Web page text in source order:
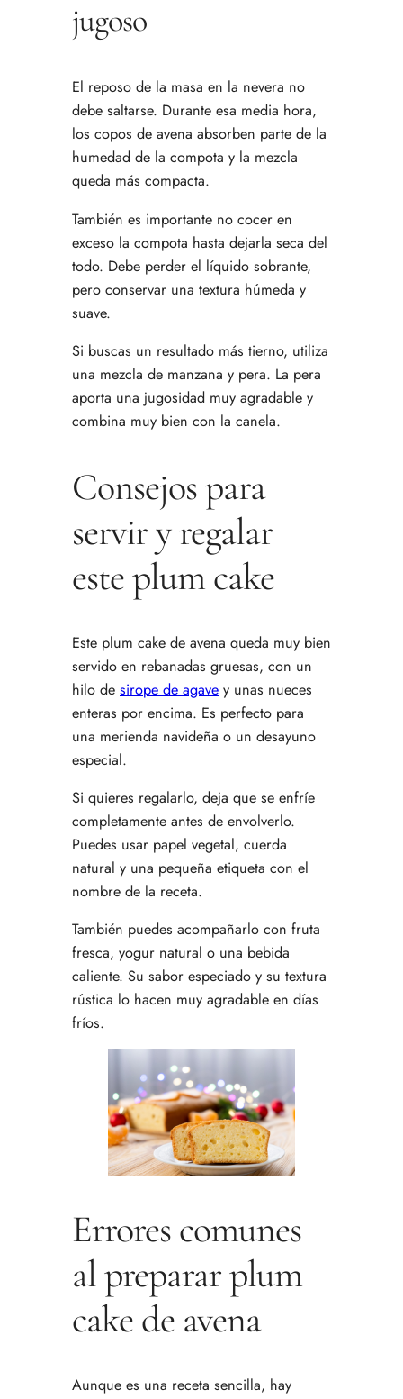
jugoso
El reposo de la masa en la nevera no
debe saltarse. Durante esa media hora,
los copos de avena absorben parte de la
humedad de la compota y la mezcla
queda más compacta.
También es importante no cocer en
exceso la compota hasta dejarla seca del
todo. Debe perder el líquido sobrante,
pero conservar una textura húmeda y
suave.
Si buscas un resultado más tierno, utiliza
una mezcla de manzana y pera. La pera
aporta una jugosidad muy agradable y
combina muy bien con la canela.
Consejos para
servir y regalar
este plum cake
Este plum cake de avena queda muy bien
servido en rebanadas gruesas, con un
hilo de sirope de agave y unas nueces
enteras por encima. Es perfecto para
una merienda navideña o un desayuno
especial.
Si quieres regalarlo, deja que se enfríe
completamente antes de envolverlo.
Puedes usar papel vegetal, cuerda
natural y una pequeña etiqueta con el
nombre de la receta.
También puedes acompañarlo con fruta
fresca, yogur natural o una bebida
caliente. Su sabor especiado y su textura
rústica lo hacen muy agradable en días
fríos.
Errores comunes
al preparar plum
cake de avena
Aunque es una receta sencilla, hay